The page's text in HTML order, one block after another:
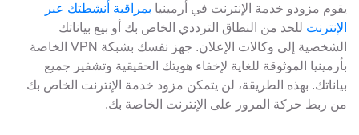
يقوم مزودو خدمة الإنترنت في أرمينيا بمراقبة أنشطتك عبر
الإنترنت للحد من النطاق الترددي الخاص بك أو بيع بياناتك
الشخصية إلى وكالات الإعلان. جهز نفسك بشبكة VPN الخاصة
بأرمينيا الموثوقة للغاية لإخفاء هويتك الحقيقية وتشفير جميع
بياناتك. بهذه الطريقة، لن يتمكن مزود خدمة الإنترنت الخاص بك
من ربط حركة المرور على الإنترنت الخاصة بك.